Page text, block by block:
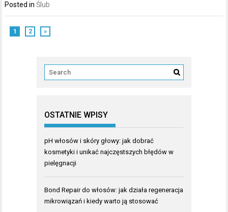
Posted inŚlub
1 2 »
OSTATNIE WPISY
pH włosów i skóry głowy: jak dobrać
kosmetyki i unikać najczęstszych błędów w
pielęgnacji
Bond Repair do włosów: jak działa regeneracja
mikrowiązań i kiedy warto ją stosować